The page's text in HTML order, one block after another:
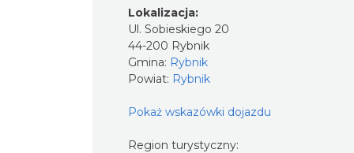
Lokalizacja:
Ul. Sobieskiego 20
44-200 Rybnik
Gmina: Rybnik
Powiat: Rybnik
Pokaż wskazówki dojazdu
Region turystyczny: